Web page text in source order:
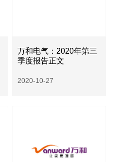
万和电气：2020年第三
季度报告正文
2020-10-27